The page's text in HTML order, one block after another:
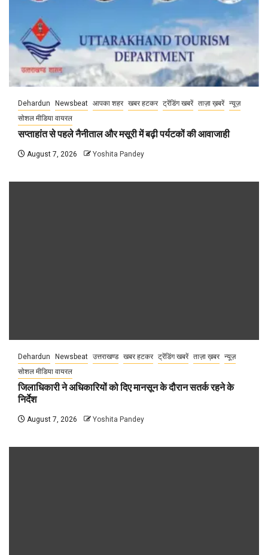
Dehardun Newsbeat आपका शहर खबर हटकर ट्रेंडिंग खबरें ताज़ा ख़बरें न्यूज़
सोशल मीडिया वायरल
सप्ताहांत से पहले नैनीताल और मसूरी में बढ़ी पर्यटकों की आवाजाही
August 7, 2026 Yoshita Pandey
Dehardun Newsbeat उत्तराखण्ड खबर हटकर ट्रेंडिंग खबरें ताज़ा ख़बर न्यूज़
सोशल मीडिया वायरल
जिलाधिकारी ने अधिकारियों को दिए मानसून के दौरान सतर्क रहने के
निर्देश
August 7, 2026 Yoshita Pandey